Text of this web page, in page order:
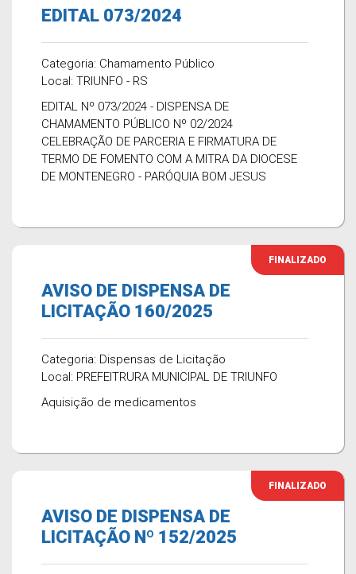
EDITAL 073/2024
Categoria: Chamamento Público
Local: TRIUNFO - RS
EDITAL Nº 073/2024 - DISPENSA DE
CHAMAMENTO PÚBLICO Nº 02/2024
CELEBRAÇÃO DE PARCERIA E FIRMATURA DE
TERMO DE FOMENTO COM A MITRA DA DIOCESE
DE MONTENEGRO - PARÓQUIA BOM JESUS
FINALIZADO
AVISO DE DISPENSA DE
LICITAÇÃO 160/2025
Categoria: Dispensas de Licitação
Local: PREFEITRURA MUNICIPAL DE TRIUNFO
Aquisição de medicamentos
FINALIZADO
AVISO DE DISPENSA DE
LICITAÇÃO Nº 152/2025